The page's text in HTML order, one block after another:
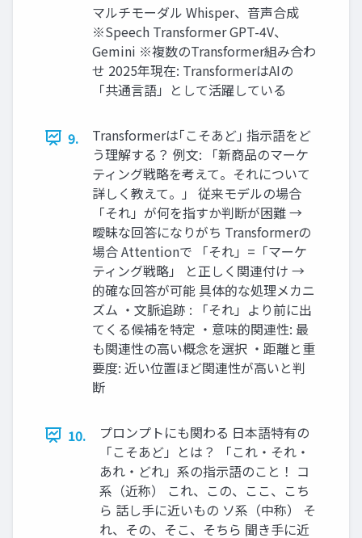
マルチモーダル Whisper、音声合成
※Speech Transformer GPT-4V、
Gemini ※複数のTransformer組み合わ
せ 2025年現在: TransformerはAIの
「共通言語」として活躍している
9.
Transformerは｢こそあど｣ 指示語をど
う理解する？ 例文: 「新商品のマーケ
ティング戦略を考えて。それについて
詳しく教えて。」 従来モデルの場合
「それ」が何を指すか判断が困難 →
曖昧な回答になりがち Transformerの
場合 Attentionで 「それ」=「マーケ
ティング戦略」 と正しく関連付け →
的確な回答が可能 具体的な処理メカニ
ズム ・文脈追跡 : 「それ」より前に出
てくる候補を特定 ・意味的関連性: 最
も関連性の高い概念を選択 ・距離と重
要度: 近い位置ほど関連性が高いと判
断
10.
プロンプトにも関わる 日本語特有の
「こそあど」とは？ 「これ・それ・
あれ・どれ」系の指示語のこと！ コ
系（近称） これ、この、ここ、こち
ら 話し手に近いもの ソ系（中称） そ
れ、その、そこ、そちら 聞き手に近